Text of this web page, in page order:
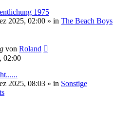
1975
2025, 02:00 » in The Beach Boys
von Roland
02:00
2025, 08:03 » in Sonstige